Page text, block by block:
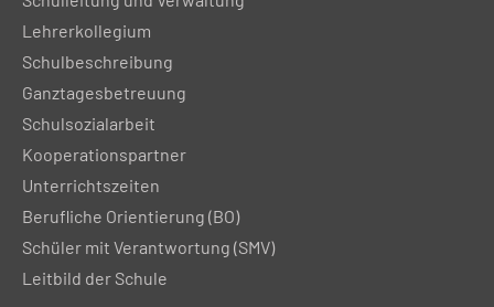
Lehrerkollegium
Schulbeschreibung
Ganztagesbetreuung
Schulsozialarbeit
Kooperationspartner
Unterrichtszeiten
Berufliche Orientierung (BO)
Schüler mit Verantwortung (SMV)
Leitbild der Schule